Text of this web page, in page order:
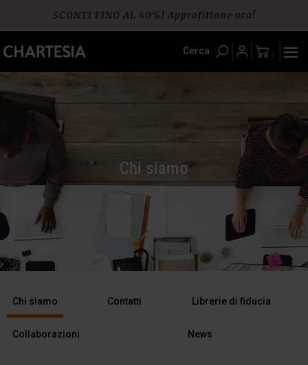
content
SCONTI FINO AL 40%! Approfittane ora!
Spedizione gratuita per ordini da € 60
Cerca 0
Chi siamo
Chi siamo Contatti Librerie di fiducia
Collaborazioni News